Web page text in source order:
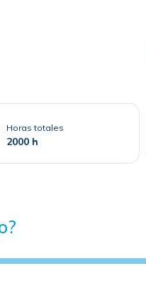
Horas totales
2000 h